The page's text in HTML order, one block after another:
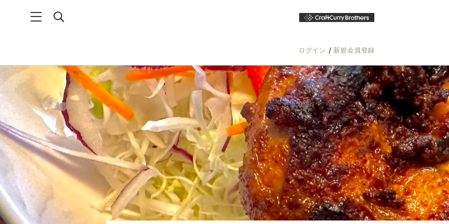
ログイン / 新規会員登録